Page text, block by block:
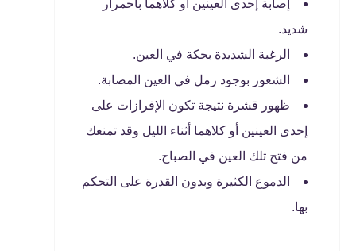
إصابة إحدى العينين أو كلاهما باحمرار
شديد.
الرغبة الشديدة بحكة في العين.
الشعور بوجود رمل في العين المصابة.
ظهور قشرة نتيجة تكون الإفرازات على
إحدى العينين أو كلاهما أثناء الليل وقد تمنعك
من فتح تلك العين في الصباح.
الدموع الكثيرة وبدون القدرة على التحكم
بها.